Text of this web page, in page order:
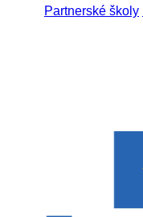
Partnerské školy